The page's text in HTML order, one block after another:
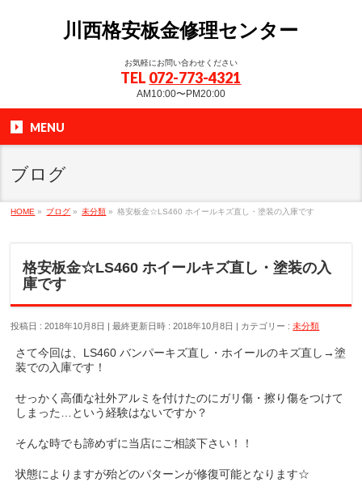
川西格安板金修理センター
お気軽にお問い合わせください
TEL 072-773-4321
AM10:00〜PM20:00
MENU
ブログ
HOME » ブログ » 未分類 » 格安板金☆LS460 ホイールキズ直し・塗装の入庫です
格安板金☆LS460 ホイールキズ直し・塗装の入
庫です
投稿日 : 2018年10月8日 最終更新日時 : 2018年10月8日 カテゴリー :未分類
さて今回は、LS460 バンパーキズ直し・ホイールのキズ直し→塗
装での入庫です！
せっかく高価な社外アルミを付けたのにガリ傷・擦り傷をつけて
しまった…という経験はないですか？
そんな時でも諦めずに当店にご相談下さい！！
状態によりますが殆どのパターンが修復可能となります☆